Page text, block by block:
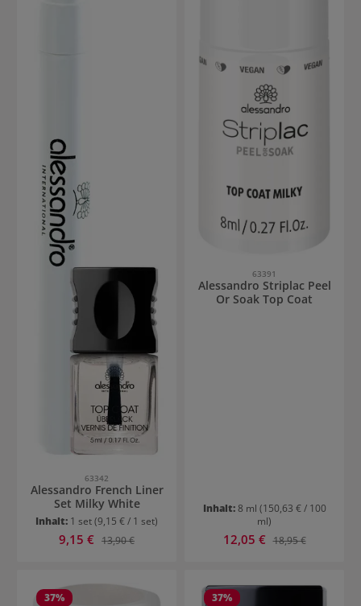
63342
Alessandro French Liner
Set Milky White
Inhalt: 1 set(9,15 € / 1 set)
Verkaufspreis:
9,15 € Regulärer Preis:
13,90 €
63391
Alessandro Striplac Peel
Or Soak Top Coat
Inhalt:8 ml (150,63 € / 100
ml)
Verkaufspreis:
12,05 € Regulärer Preis:
18,95 €
37% 37%